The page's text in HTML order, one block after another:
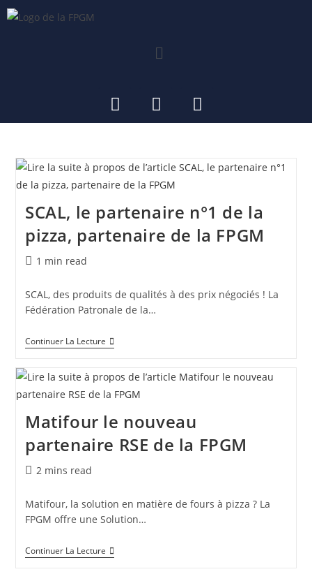
SCAL, le partenaire n°1 de la
pizza, partenaire de la FPGM
1 min read
SCAL, des produits de qualités à des prix négociés ! La
Fédération Patronale de la…
Continuer La Lecture
Matifour le nouveau
partenaire RSE de la FPGM
2 mins read
Matifour, la solution en matière de fours à pizza ? La
FPGM offre une Solution…
Continuer La Lecture